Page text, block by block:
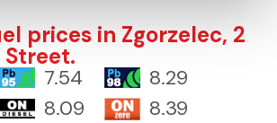
prices in Zgorzelec, 2
7.54
8.29
8.09 8.39